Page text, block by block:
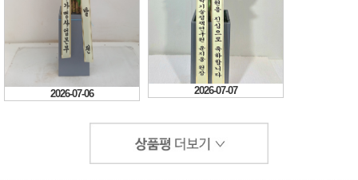
2026-07-07
2026-07-06